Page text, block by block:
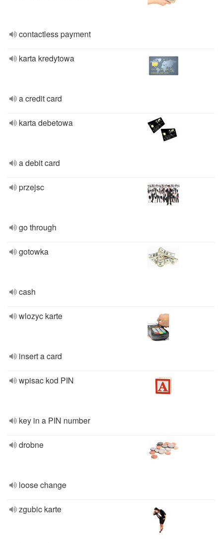
contactless payment
karta kredytowa
a credit card
karta debetowa
a debit card
przejsc
go through
gotowka
cash
wlozyc karte
insert a card
wpisac kod PIN
key in a PIN number
drobne
loose change
zgubic karte